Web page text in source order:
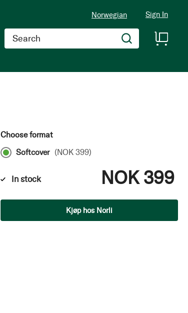
Norwegian Sign In
Search
Choose format
Softcover (NOK 399)
In stock NOK 399
Kjøp hos Norli